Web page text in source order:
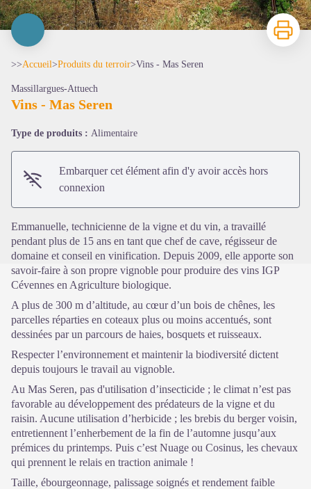
Voir l'image en plein écran
Imprimer
>>Accueil>Produits du terroir>Vins - Mas Seren
Massillargues-Attuech
Vins - Mas Seren
Type de produits : Alimentaire
Embarquer cet élément afin d'y avoir accès hors
connexion
Emmanuelle, technicienne de la vigne et du vin, a travaillé
pendant plus de 15 ans en tant que chef de cave, régisseur de
domaine et conseil en vinification. Depuis 2009, elle apporte son
savoir-faire à son propre vignoble pour produire des vins IGP
Cévennes en Agriculture biologique.
A plus de 300 m d’altitude, au cœur d’un bois de chênes, les
parcelles réparties en coteaux plus ou moins accentués, sont
dessinées par un parcours de haies, bosquets et ruisseaux.
Respecter l’environnement et maintenir la biodiversité dictent
depuis toujours le travail au vignoble.
Au Mas Seren, pas d'utilisation d’insecticide ; le climat n’est pas
favorable au développement des prédateurs de la vigne et du
raisin. Aucune utilisation d’herbicide ; les brebis du berger voisin,
entretiennent l’enherbement de la fin de l’automne jusqu’aux
prémices du printemps. Puis c’est Nuage ou Cosinus, les chevaux
qui prennent le relais en traction animale !
Taille, ébourgeonnage, palissage soignés et rendement faible